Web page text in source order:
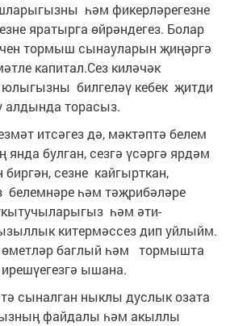
һәм фикерләрегезне
яратырга өйрәндегез. Болар
тормыш сынауларын җиңәргә
капитал.Сез киләчәк
билгеләү кебек җитди
алдында торасыз.
итсәгез дә, мәктәптә белем
янда булган, сезгә үсәргә ярдәм
сезне кайгырткан,
белемнәре һәм тәҗрибәләре
һәм әти-
китермәссез дип уйлыйм.
өметләр баглый һәм тормышта
ышана.
сыналган ныклы дуслык озата
файдалы һәм акыллы